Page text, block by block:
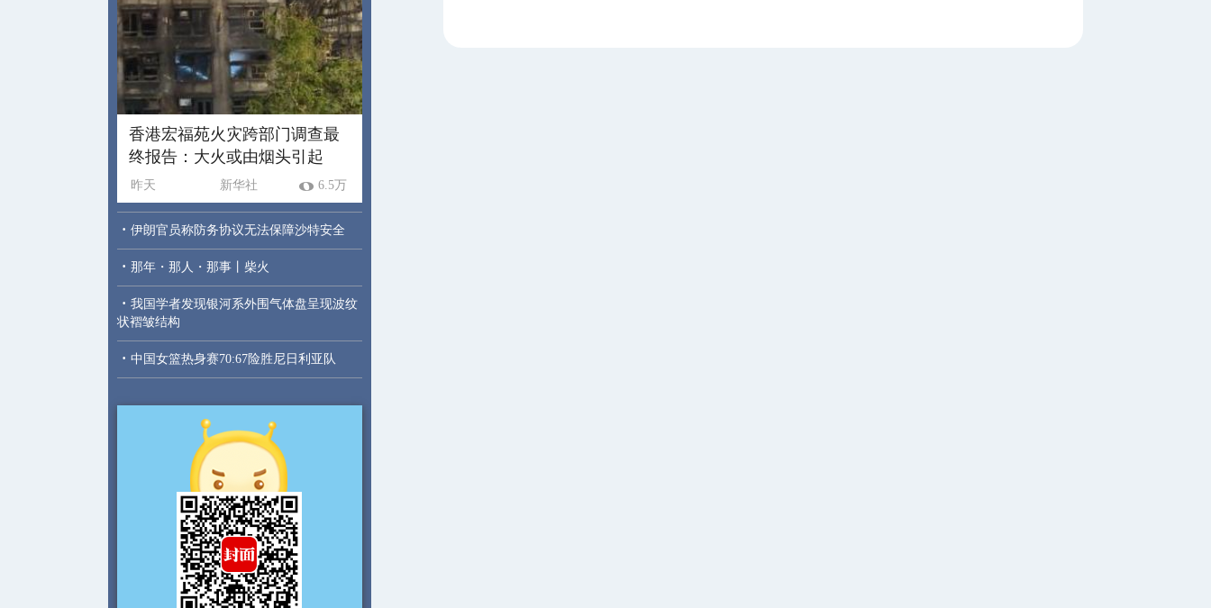
香港宏福苑火灾跨部门调查最
终报告：大火或由烟头引起
昨天 新华社 6.5万
· 伊朗官员称防务协议无法保障沙特安全
· 那年・那人・那事丨柴火
· 我国学者发现银河系外围气体盘呈现波纹
状褶皱结构
· 中国女篮热身赛70:67险胜尼日利亚队